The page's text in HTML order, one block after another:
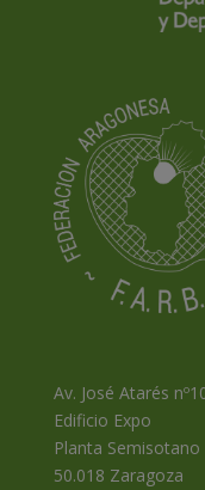
Av. José Atarés
Edificio Expo
Planta Semisotano
50.018 Zaragoza